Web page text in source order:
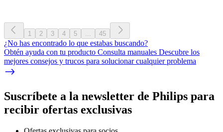
1 2 3 4 5 ... 45
¿No has encontrado lo que estabas buscando?
Obtén ayuda con tu producto Consulta manuales Descubre los
mejores consejos y trucos para solucionar cualquier problema
Suscríbete a la newsletter de Philips para
recibir ofertas exclusivas